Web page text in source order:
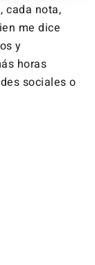
cada nota,
me dice
y
horas
sociales o